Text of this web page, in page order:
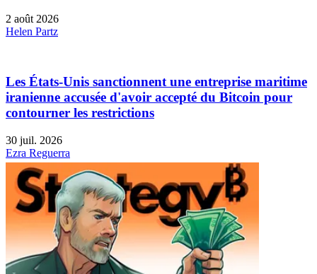
2 août 2026
Helen Partz
Les États-Unis sanctionnent une entreprise maritime
iranienne accusée d'avoir accepté du Bitcoin pour
contourner les restrictions
30 juil. 2026
Ezra Reguerra